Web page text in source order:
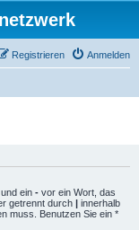
Anmelden
Registrieren
ein - vor ein Wort, das
getrennt durch | innerhalb
muss. Benutzen Sie ein *